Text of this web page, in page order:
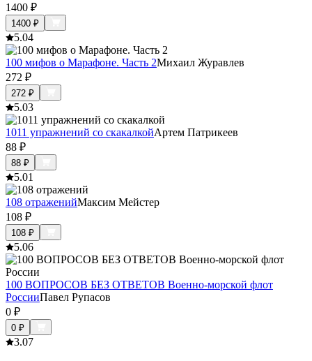
1400 ₽
1400 ₽
5.04
100 мифов о Марафоне. Часть 2Михаил Журавлев
272 ₽
272 ₽
5.03
1011 упражнений со скакалкойАртем Патрикеев
88 ₽
88 ₽
5.01
108 отраженийМаксим Мейстер
108 ₽
108 ₽
5.06
100 ВОПРОСОВ БЕЗ ОТВЕТОВ Военно-морской флот
РоссииПавел Рупасов
0 ₽
0 ₽
3.07